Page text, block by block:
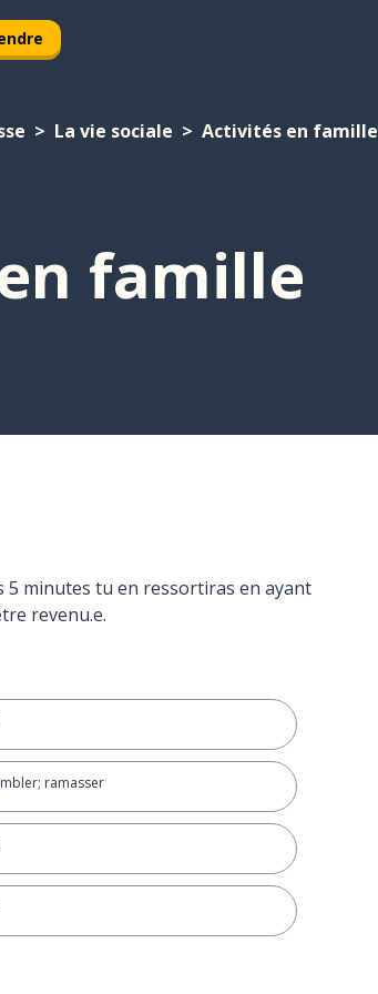
La vie sociale Activités en famille
famille
5 minutes tu en ressortiras en ayant
revenu.e.
ramasser